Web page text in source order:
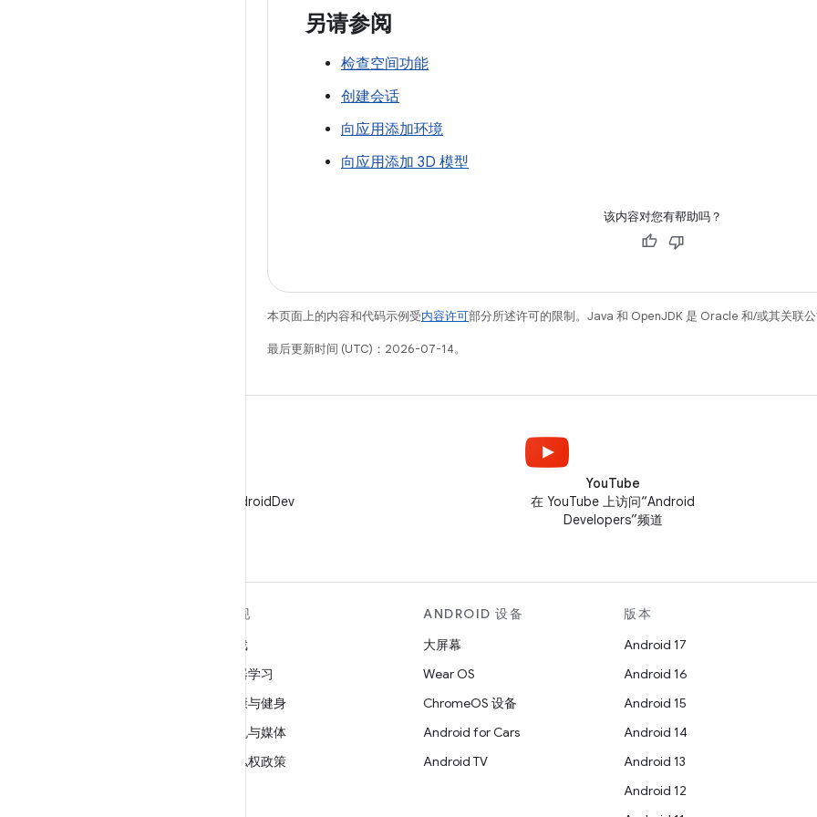
另请参阅
检查空间功能
创建会话
向应用添加环境
向应用添加 3D 模型
该内容对您有帮助吗？
本页面上的内容和代码示例受内容许可部分所述许可的限制。Java 和 OpenJDK 是 Oracle 和/或其关联公
最后更新时间 (UTC)：2026-07-14。
在 X 上关注 @AndroidDev
YouTube
在 YouTube 上访问“Android
Developers”频道
发现
游戏
机器学习
健康与健身
相机与媒体
隐私权政策
ANDROID 设备
大屏幕
Wear OS
ChromeOS 设备
Android for Cars
Android TV
版本
Android 17
Android 16
Android 15
Android 14
Android 13
Android 12